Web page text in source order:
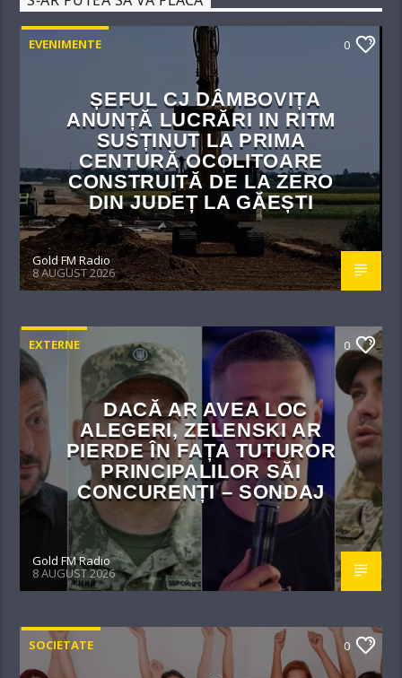
EVENIMENTE 0
ȘEFUL CJ DÂMBOVIȚA
ANUNȚĂ LUCRĂRI IN RITM
SUSȚINUT LA PRIMA
CENTURĂ OCOLITOARE
CONSTRUITĂ DE LA ZERO
DIN JUDEȚ LA GĂEȘTI
Gold FM Radio
8 AUGUST 2026
EXTERNE 0
DACĂ AR AVEA LOC
ALEGERI, ZELENSKI AR
PIERDE ÎN FAȚA TUTUROR
PRINCIPALILOR SĂI
CONCURENȚI – SONDAJ
Gold FM Radio
8 AUGUST 2026
SOCIETATE 0